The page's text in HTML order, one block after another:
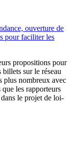
ouverture de
pour faciliter les
propositions pour
billets sur le réseau
plus nombreux avec
les rapporteurs
le projet de loi-